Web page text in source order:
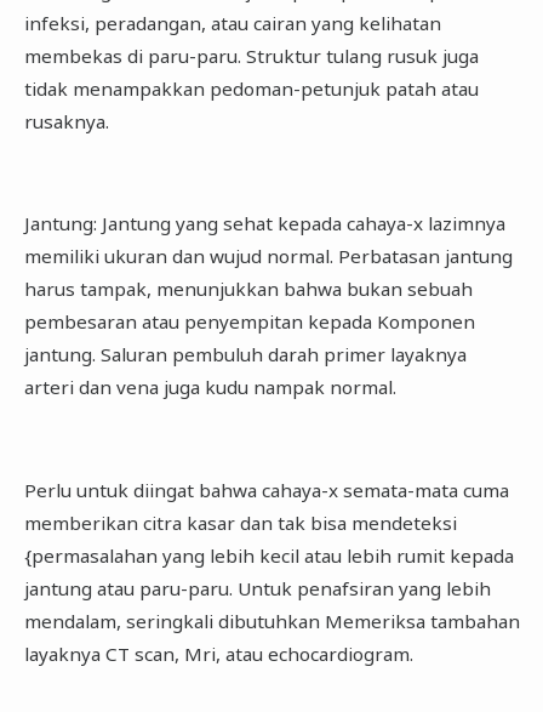
infeksi, peradangan, atau cairan yang kelihatan
membekas di paru-paru. Struktur tulang rusuk juga
tidak menampakkan pedoman-petunjuk patah atau
rusaknya.
Jantung: Jantung yang sehat kepada cahaya-x lazimnya
memiliki ukuran dan wujud normal. Perbatasan jantung
harus tampak, menunjukkan bahwa bukan sebuah
pembesaran atau penyempitan kepada Komponen
jantung. Saluran pembuluh darah primer layaknya
arteri dan vena juga kudu nampak normal.
Perlu untuk diingat bahwa cahaya-x semata-mata cuma
memberikan citra kasar dan tak bisa mendeteksi
{permasalahan yang lebih kecil atau lebih rumit kepada
jantung atau paru-paru. Untuk penafsiran yang lebih
mendalam, seringkali dibutuhkan Memeriksa tambahan
layaknya CT scan, Mri, atau echocardiogram.